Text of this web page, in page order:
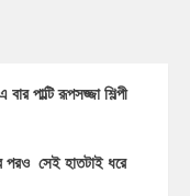
পাল্টি রূপসজ্জা শিল্পী
পরও সেই হাতটাই ধরে